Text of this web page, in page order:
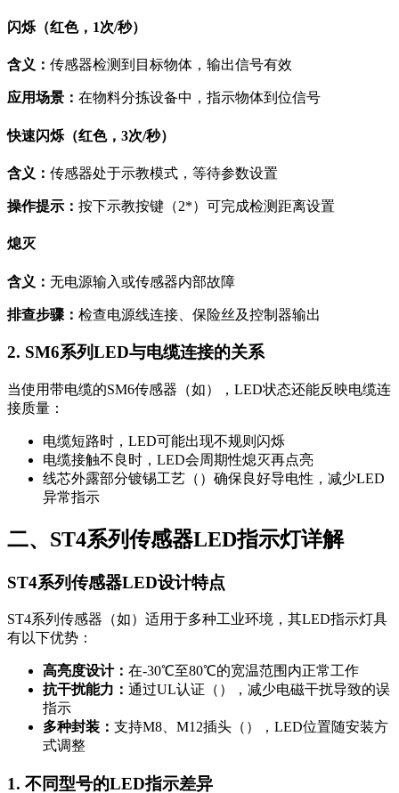
闪烁（红色，1次/秒）
含义： 传感器检测到目标物体，输出信号有效
应用场景： 在物料分拣设备中，指示物体到位信号
快速闪烁（红色，3次/秒）
含义： 传感器处于示教模式，等待参数设置
操作提示： 按下示教按键（2*）可完成检测距离设置
熄灭
含义： 无电源输入或传感器内部故障
排查步骤： 检查电源线连接、保险丝及控制器输出
2. SM6系列LED与电缆连接的关系
当使用带电缆的SM6传感器（如），LED状态还能反映电缆连
接质量：
电缆短路时，LED可能出现不规则闪烁
电缆接触不良时，LED会周期性熄灭再点亮
线芯外露部分镀锡工艺（）确保良好导电性，减少LED
异常指示
二、ST4系列传感器LED指示灯详解
ST4系列传感器LED设计特点
ST4系列传感器（如）适用于多种工业环境，其LED指示灯具
有以下优势：
高亮度设计： 在-30℃至80℃的宽温范围内正常工作
抗干扰能力： 通过UL认证（），减少电磁干扰导致的误
指示
多种封装： 支持M8、M12插头（），LED位置随安装方
式调整
1. 不同型号的LED指示差异